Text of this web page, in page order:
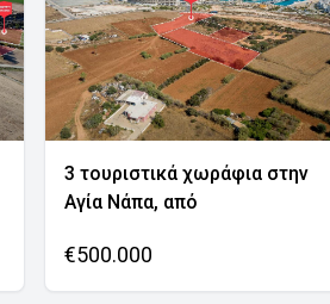
3 τουριστικά χωράφια στην
Αγία Νάπα, από
€500.000